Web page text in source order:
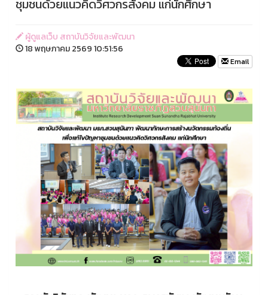
ชุมชนด้วยแนวคิดวิศวกรสังคม แก่นักศึกษา
ผู้ดูแลเว็บ สถาบันวิจัยและพัฒนา
18 พฤษภาคม 2569 10:51:56
Email